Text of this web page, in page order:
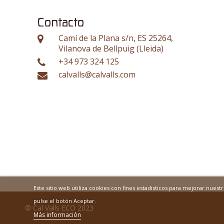
Contacto
Camí de la Plana s/n, ES 25264,
Vilanova de Bellpuig (Lleida)
+34 973 324 125
calvalls@calvalls.com
Este sitio web utiliza cookies con fines estadisticos para mejorar
pulse el botón Aceptar.
Más información
© Cal Valls ECO 2023